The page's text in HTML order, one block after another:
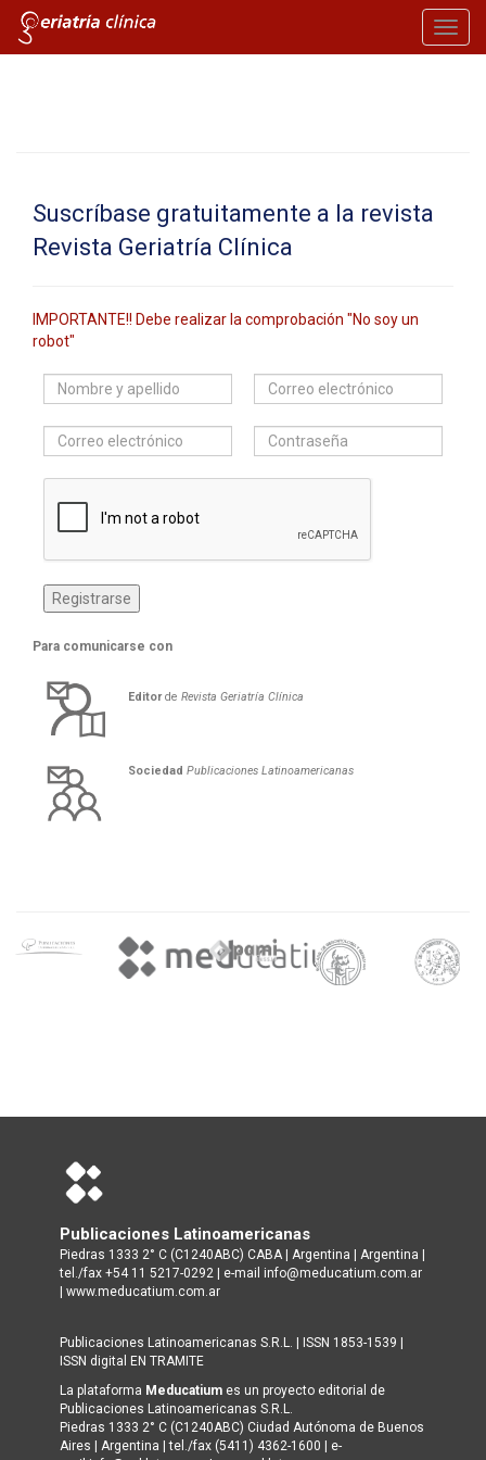
Suscríbase gratuitamente a la revista
Revista Geriatría Clí­nica
IMPORTANTE!! Debe realizar la comprobación "No soy un
robot"
Para comunicarse con
Editorde Revista Geriatría Clí­nica
Sociedad Publicaciones Latinoamericanas
Publicaciones Latinoamericanas
Piedras 1333 2° C (C1240ABC) CABA | Argentina | Argentina |
tel./fax +54 11 5217-0292 | e-mail info@meducatium.com.ar
www.meducatium.com.ar
Publicaciones Latinoamericanas S.R.L. | ISSN 1853-1539 |
ISSN digital EN TRAMITE
La plataforma Meducatium es un proyecto editorial de
Publicaciones Latinoamericanas S.R.L.
Piedras 1333 2° C (C1240ABC) Ciudad Autónoma de Buenos
Aires | Argentina | tel./fax (5411) 4362-1600 | e-